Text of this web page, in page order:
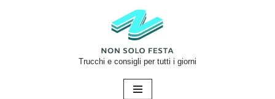
Trucchi e consigli per tutti i giorni